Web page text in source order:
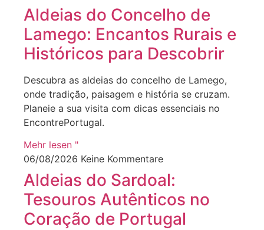
Aldeias do Concelho de
Lamego: Encantos Rurais e
Históricos para Descobrir
Descubra as aldeias do concelho de Lamego,
onde tradição, paisagem e história se cruzam.
Planeie a sua visita com dicas essenciais no
EncontrePortugal.
Mehr lesen "
06/08/2026 Keine Kommentare
Aldeias do Sardoal:
Tesouros Autênticos no
Coração de Portugal